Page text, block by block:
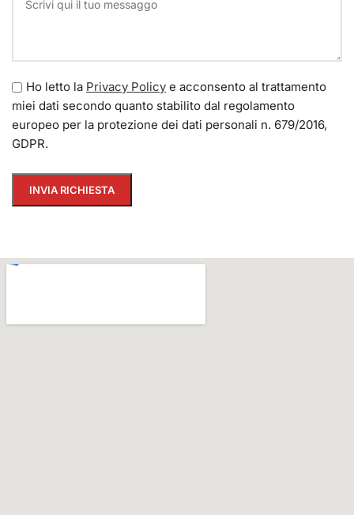
Ho letto la Privacy Policy e acconsento al trattamento
miei dati secondo quanto stabilito dal regolamento
europeo per la protezione dei dati personali n. 679/2016,
GDPR.